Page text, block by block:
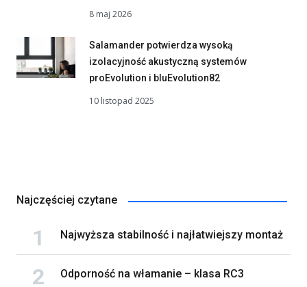
8 maj 2026
Salamander potwierdza wysoką
izolacyjność akustyczną systemów
proEvolution i bluEvolution82
10 listopad 2025
Najczęściej czytane
Najwyższa stabilność i najłatwiejszy montaż
Odporność na włamanie – klasa RC3